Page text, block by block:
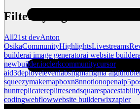
Filter by tag
All21st devAnton
OsikaCommunityHighlightsLivestreams
builderai image generatorai website builder
newbuilder.ioclerkcommunitycursor
aid3deployelevenlabsfigmafigma aigithub
squeezymakemapboxn8nnotionopenaip5
huntreplicatereplitresendsquarespace
codingwebflowwebsite builderwixzapier